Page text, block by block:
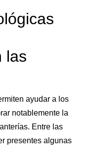
las
ayudar a los
notablemente la
Entre las
presentes algunas